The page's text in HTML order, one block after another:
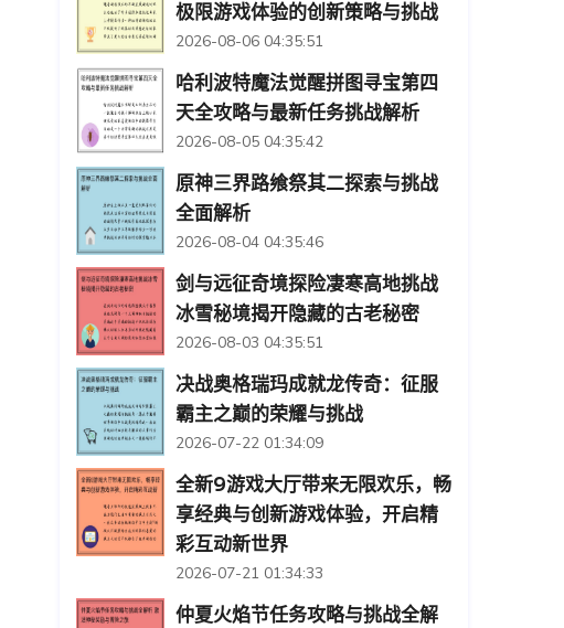
极限游戏体验的创新策略与挑战
2026-08-06 04:35:51
哈利波特魔法觉醒拼图寻宝第四
天全攻略与最新任务挑战解析
2026-08-05 04:35:42
原神三界路飨祭其二探索与挑战
全面解析
2026-08-04 04:35:46
剑与远征奇境探险凄寒高地挑战
冰雪秘境揭开隐藏的古老秘密
2026-08-03 04:35:51
决战奥格瑞玛成就龙传奇：征服
霸主之巅的荣耀与挑战
2026-07-22 01:34:09
全新9游戏大厅带来无限欢乐，畅
享经典与创新游戏体验，开启精
彩互动新世界
2026-07-21 01:34:33
仲夏火焰节任务攻略与挑战全解